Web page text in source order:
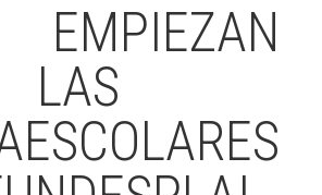
EMPIEZAN
LAS
CENTRE ESPLAI
FORMACIÓ